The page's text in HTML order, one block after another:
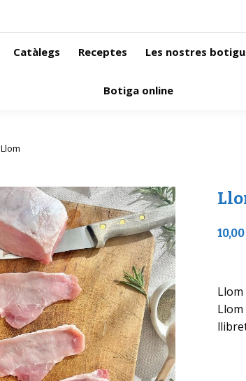
Catàlegs Receptes Les nostres
Botiga online
Llom
Llom